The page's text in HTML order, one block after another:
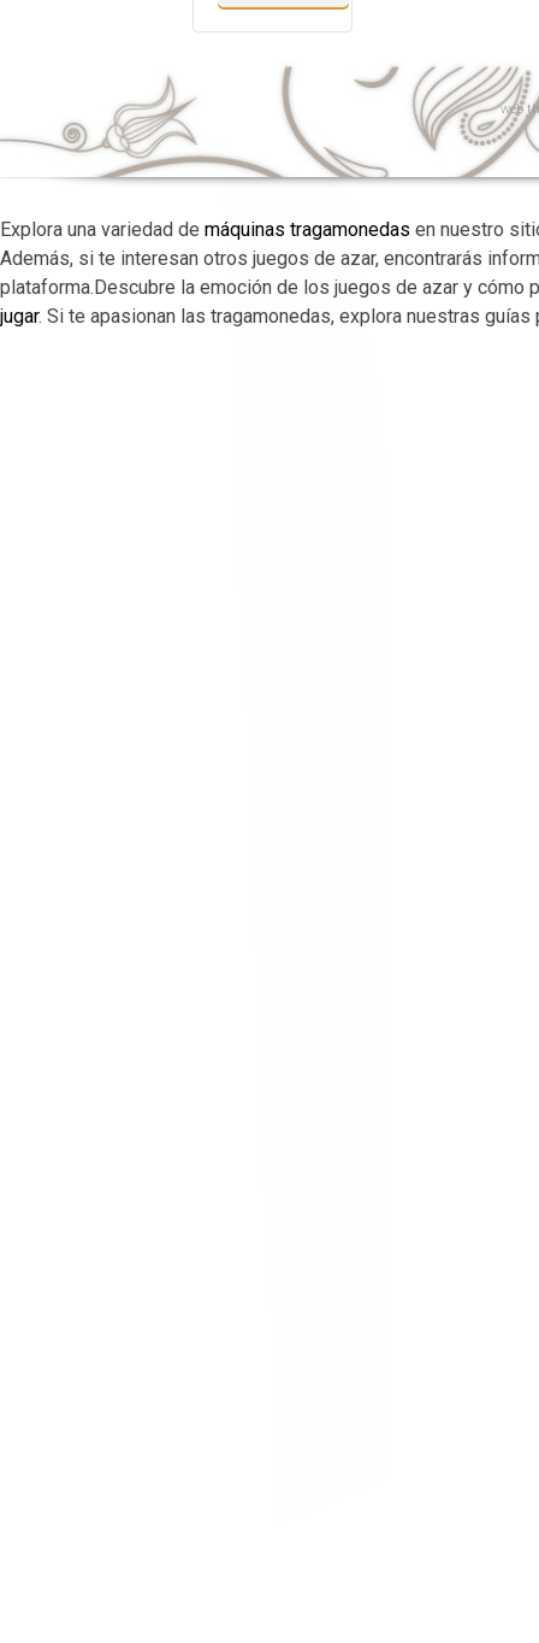
web
Explora una variedad de máquinas tragamonedas en nuestro
Además, si te interesan otros juegos de azar, encontrarás
plataforma.Descubre la emoción de los juegos de azar y
jugar. Si te apasionan las tragamonedas, explora nuestras